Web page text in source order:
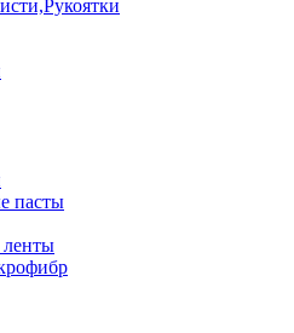
пасты